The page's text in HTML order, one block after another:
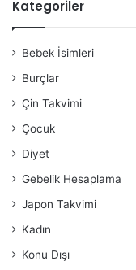
Kategoriler
Bebek İsimleri
Burçlar
Çin Takvimi
Çocuk
Diyet
Gebelik Hesaplama
Japon Takvimi
Kadın
Konu Dışı